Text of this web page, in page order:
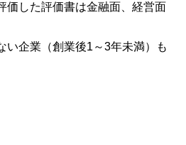
価した評価書は金融面、経営面
い企業（創業後1～3年未満）も